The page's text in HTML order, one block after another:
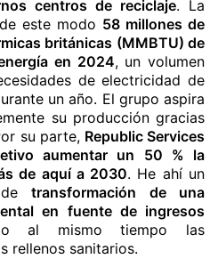
centros de reciclaje. La
este modo 58 millones de
británicas (MMBTU) de
en 2024, un volumen
de electricidad de
un año. El grupo aspira
su producción gracias
su parte, Republic Services
aumentar un 50 % la
de aquí a 2030. He ahí un
detransformación de una
en fuente de ingresos
al mismo tiempo las
rellenos sanitarios.